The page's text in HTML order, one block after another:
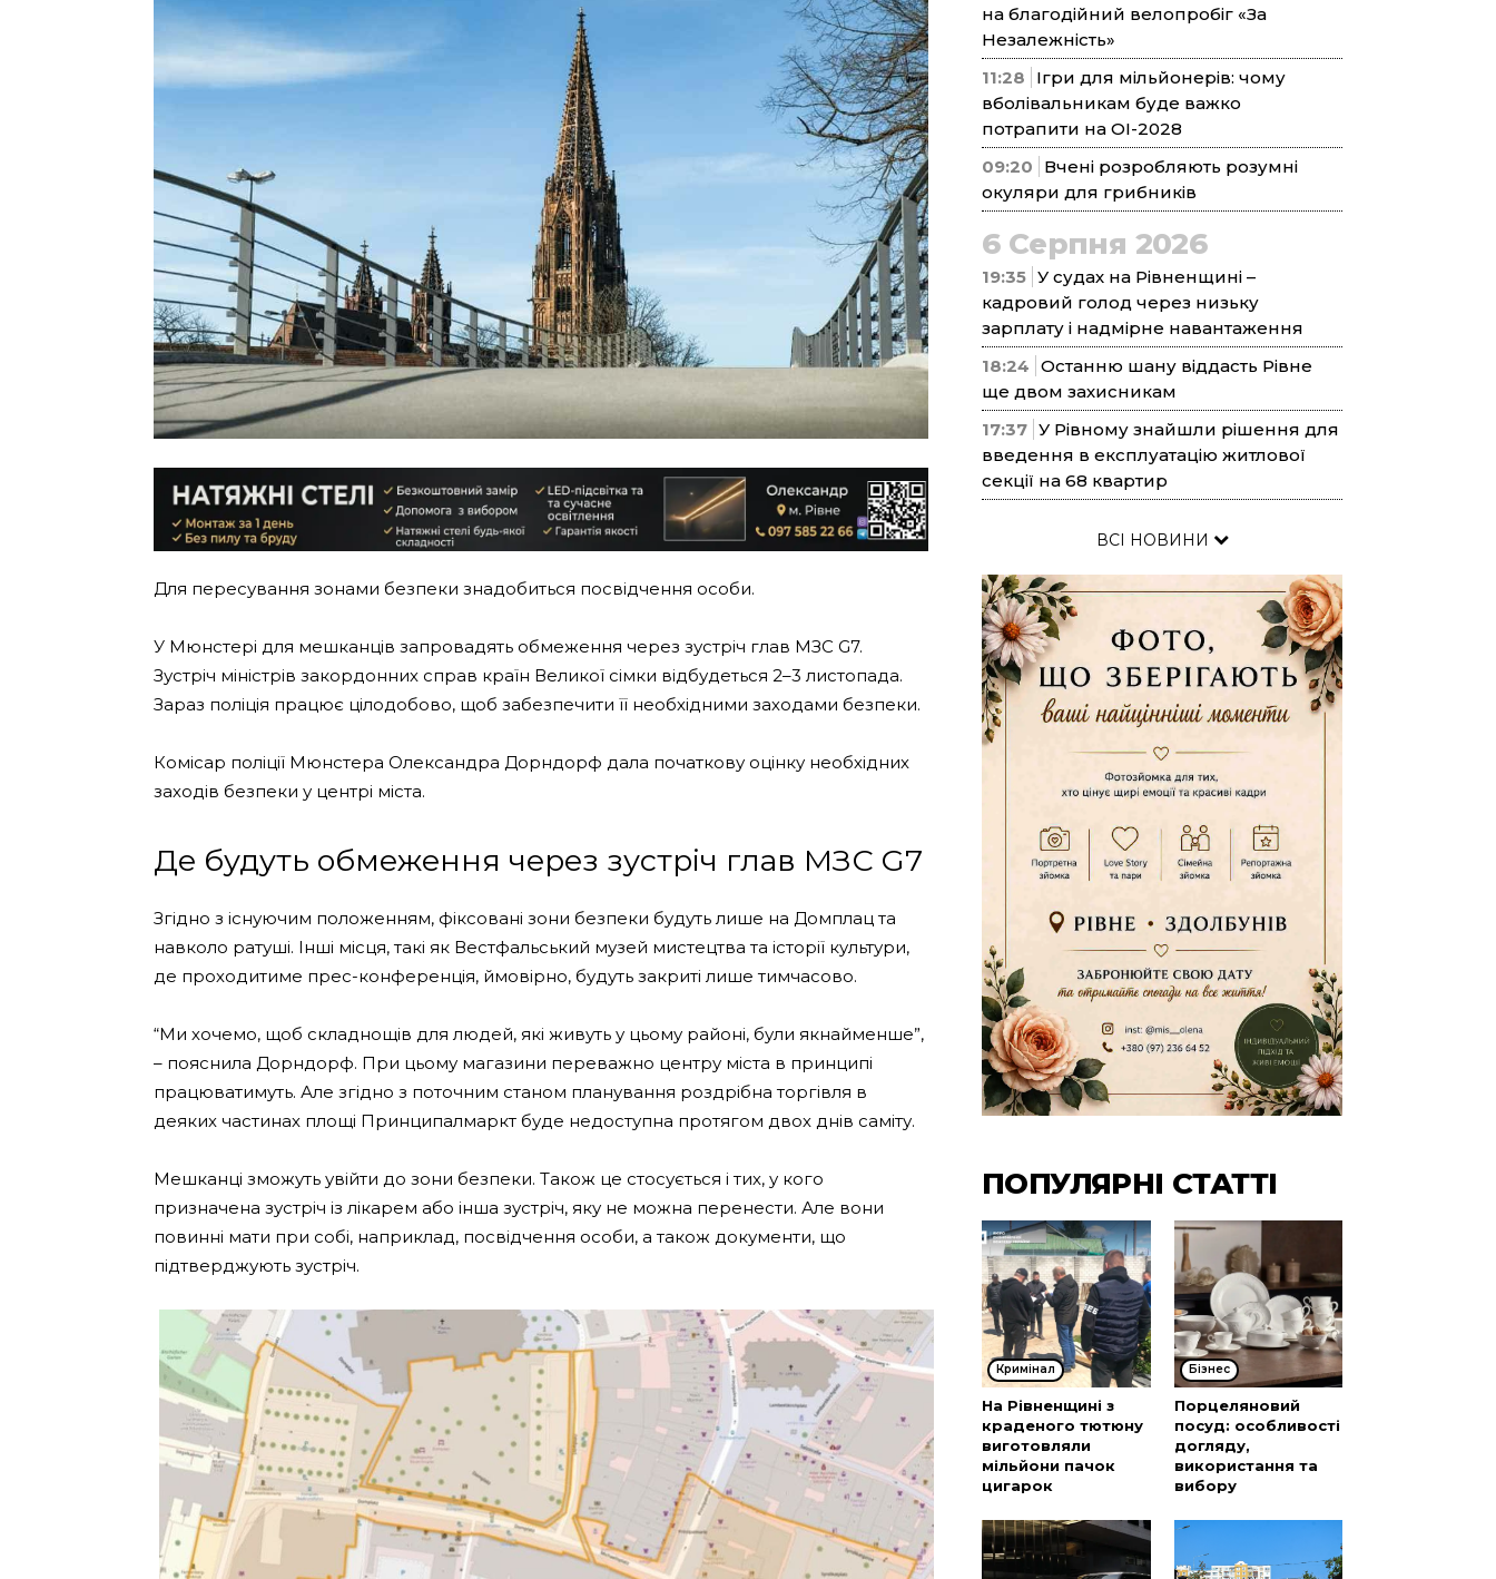
Для пересування зонами безпеки знадобиться посвідчення особи.
У Мюнстері для мешканців запровадять обмеження через зустріч глав МЗС G7.
Зустріч міністрів закордонних справ країн Великої сімки відбудеться 2–3 листопада.
Зараз поліція працює цілодобово, щоб забезпечити її необхідними заходами безпеки.
Комісар поліції Мюнстера Олександра Дорндорф дала початкову оцінку необхідних
заходів безпеки у центрі міста.
Де будуть обмеження через зустріч глав МЗС G7
Згідно з існуючим положенням, фіксовані зони безпеки будуть лише на Домплац та
навколо ратуші. Інші місця, такі як Вестфальський музей мистецтва та історії культури,
де проходитиме прес-конференція, ймовірно, будуть закриті лише тимчасово.
“Ми хочемо, щоб складнощів для людей, які живуть у цьому районі, були якнайменше”,
– пояснила Дорндорф. При цьому магазини переважно центру міста в принципі
працюватимуть. Але згідно з поточним станом планування роздрібна торгівля в
деяких частинах площі Принципалмаркт буде недоступна протягом двох днів саміту.
Мешканці зможуть увійти до зони безпеки. Також це стосується і тих, у кого
призначена зустріч із лікарем або інша зустріч, яку не можна перенести. Але вони
повинні мати при собі, наприклад, посвідчення особи, а також документи, що
підтверджують зустріч.
на благодійний велопробіг «За
Незалежність»
11:28
Ігри для мільйонерів: чому
вболівальникам буде важко
потрапити на ОІ-2028
09:20
Вчені розробляють розумні
окуляри для грибників
6 Серпня 2026
19:35 У судах на Рівненщині –
кадровий голод через низьку
зарплату і надмірне навантаження
18:24 Останню шану віддасть Рівне
ще двом захисникам
17:37 У Рівному знайшли рішення для
введення в експлуатацію житлової
секції на 68 квартир
ВСІ НОВИНИ
ПОПУЛЯРНІ СТАТТІ
Кримінал
На Рівненщині з
краденого тютюну
виготовляли
мільйони пачок
цигарок
Бізнес
Порцеляновий
посуд: особливості
догляду,
використання та
вибору